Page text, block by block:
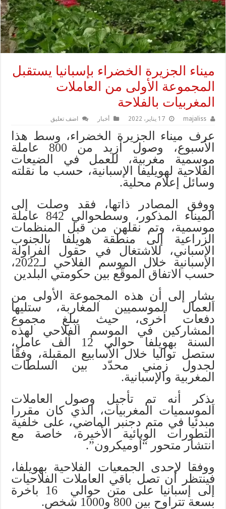
ميناء الجزيرة الخضراء بإسبانيا يستقبل
المجموعة الأولى من العاملات
المغربيات بالفلاحة
majaliss 17 يناير، 2022 أخبار اضف تعليق
عرف ميناء الجزيرة الخضراء، وسط هذا
الأسبوع، وصول أزيد من 800 عاملة
موسمية مغربية، للعمل في الضيعات
الفلاحية لهويليفا الإسبانية، حسب ما نقلته
وسائل إعلام محلية.
ووفق المصادر ذاتها، فقد وصلت إلى
الميناء المذكور، وسطحوالي 842 عاملة
موسمية، وتم نقلهن من قبل المنظمات
الزراعية إلى منطقة هويلفا بالجنوب
الإسباني، للاشتغال في حقول الفراولة
الإسبانية خلال الموسم الفلاحي لـ2022،
حسب الاتفاق الموقّع بين حكومتي البلدين
يشار إلى أن هذه المجموعة الأولى من
العمال الموسميين المغاربة، ستليها
دفعات أخرى، حيث يبلغ مجموع
المشاركين في الموسم الفلاحي لهذه
السنة بهويلفا حوالي 12 ألف عامل،
ستصل تواليا خلال الأسابيع المقبلة، وفقًا
لجدول زمني محدّد بين السلطات
المغربية والإسبانية.
يذكر أنه تم تأجيل وصول العاملات
الموسميات المغربيات، الذي كان مقررا
مبدئيا في متم دجنبر الماضي، على خلفية
التطورات الوبائية الأخيرة، خاصة مع
انتشار متحور “أوميكرون”.
ووفقا لإحدى الجمعيات الفلاحية بهويلفا،
فينتظر أن تصل باقي العاملات الفلاحيات
إلى إسبانيا على متن حوالي 16 باخرة
بسعة تتراوح بين 800 و1000 شخص.